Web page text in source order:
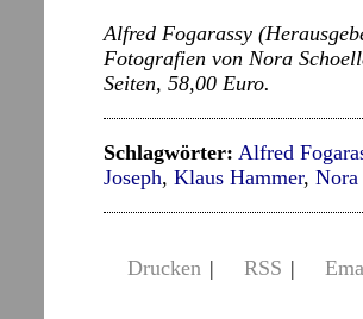
Alfred Fogarassy
Fotografien von Nora
Seiten, 58,00 Euro.
Schlagwörter: Alfred
Joseph, Klaus Hammer, Nora
Drucken | RSS |